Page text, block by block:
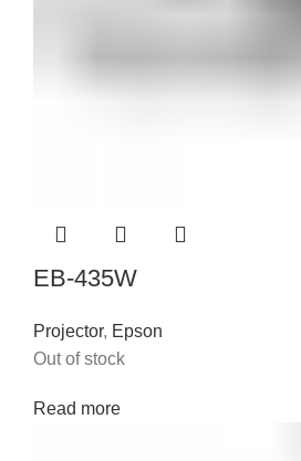
EB-435W
Projector, Epson
Out of stock
Read more